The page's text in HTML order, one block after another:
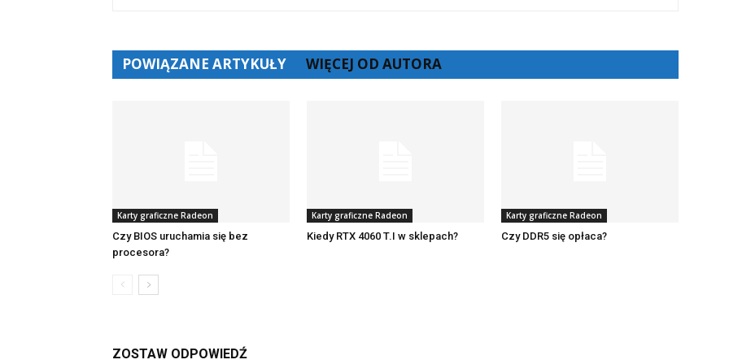
POWIĄZANE ARTYKUŁY WIĘCEJ OD AUTORA
Karty graficzne Radeon
Czy BIOS uruchamia się bez
procesora?
Karty graficzne Radeon
Kiedy RTX 4060 T.I w sklepach?
Karty graficzne Radeon
Czy DDR5 się opłaca?
ZOSTAW ODPOWIEDŹ